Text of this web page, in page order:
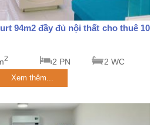
94m2 đầy đủ nội thất cho thuê 10
2 2 PN 2 WC
Xem thêm...